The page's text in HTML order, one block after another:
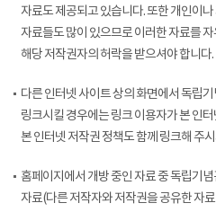
자료도 제공되고 있습니다. 또한 개인이
자료들도 많이 있으므로 이러한 자료를
해당 저작권자의 허락을 받으셔야 합니다.
다른 인터넷 사이트 상의 화면에서 독립
링크시킬 경우에는 링크 이용자가 본 인
본 인터넷 저작권 정책도 함께 링크해 주
홈페이지에서 개방 중인 자료 중 독립기
자료(다른 저작자와 저작권을 공유한 자